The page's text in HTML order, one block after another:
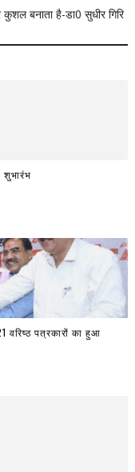
बनाता है-डा0 सुधीर गिरि
शुभारंभ
वरिष्ठ पत्रकारों का हुआ